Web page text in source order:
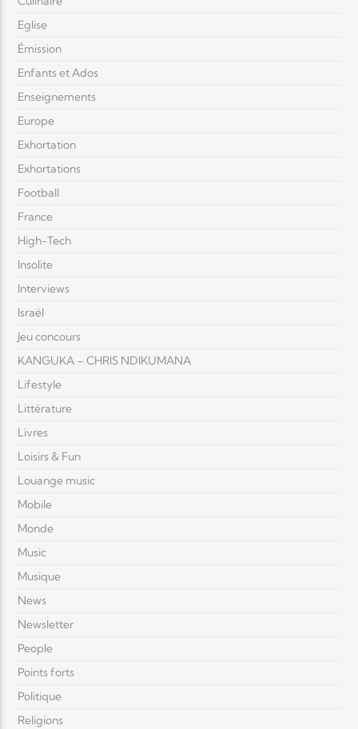
Eglise
Émission
Enfants et Ados
Enseignements
Europe
Exhortation
Exhortations
Football
France
High-Tech
Insolite
Interviews
Israël
Jeu concours
KANGUKA – CHRIS NDIKUMANA
Lifestyle
Littérature
Livres
Loisirs & Fun
Louange music
Mobile
Monde
Music
Musique
News
Newsletter
People
Points forts
Politique
Religions